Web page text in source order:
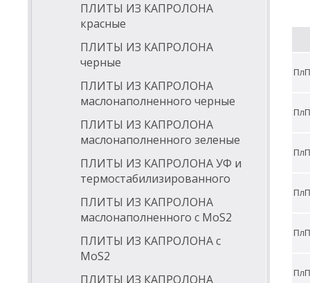
ПЛИТЫ ИЗ КАПРОЛОНА
красные
ПЛИТЫ ИЗ КАПРОЛОНА
черные
ПЛИТЫ ИЗ КАПРОЛОНА
маслонаполненного черные
ПЛИТЫ ИЗ КАПРОЛОНА
маслонаполненного зеленые
ПЛИТЫ ИЗ КАПРОЛОНА УФ и
термостабилизированного
ПЛИТЫ ИЗ КАПРОЛОНА
маслонаполненного с МоS2
ПЛИТЫ ИЗ КАПРОЛОНА с
МоS2
ПЛИТЫ ИЗ КАПРОЛОНА